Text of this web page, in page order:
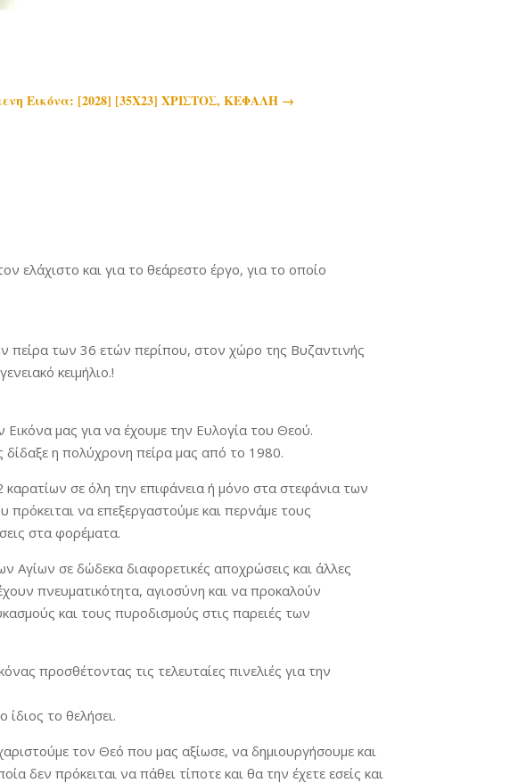
Εικόνα: [2028] [35Χ23] ΧΡΙΣΤΟΣ, ΚΕΦΑΛΗ →
ελάχιστο και για το θεάρεστο έργο, για το οποίο
πείρα των 36 ετών περίπου, στον χώρο της Βυζαντινής
κειμήλιο.!
Εικόνα μας για να έχουμε την Ευλογία του Θεού.
δίδαξε η πολύχρονη πείρα μας από το 1980.
σε όλη την επιφάνεια ή μόνο στα στεφάνια των
να επεξεργαστούμε και περνάμε τους
στα φορέματα.
Αγίων σε δώδεκα διαφορετικές αποχρώσεις και άλλες
πνευματικότητα, αγιοσύνη και να προκαλούν
και τους πυροδισμούς στις παρειές των
προσθέτοντας τις τελευταίες πινελιές για την
το θελήσει.
τον Θεό που μας αξίωσε, να δημιουργήσουμε και
δεν πρόκειται να πάθει τίποτε και θα την έχετε εσείς και